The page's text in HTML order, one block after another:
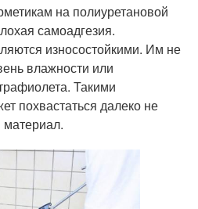
на полиуретановой
самоадгезия.
износостойкими. Им не
влажности или
Такими
похвастаться далеко не